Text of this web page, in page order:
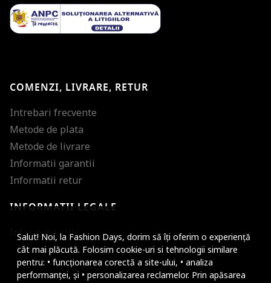
Salut! Noi, la Fashion Days, dorim să îți oferim o experiență
cât mai plăcută. Folosim cookie-uri si tehnologii similare
pentru: • funcționarea corectă a site-ului, • analiza
performanței, și • personalizarea reclamelor. Prin apăsarea
COMENZI, LIVRARE, RETUR
Intrebari frecvente
Metode de plata
Metode de livrare
Informatii garantii
Informatii retur
INFORMATII LEGALE
Informatii utile
Micsoreaza
Mareste spatierea